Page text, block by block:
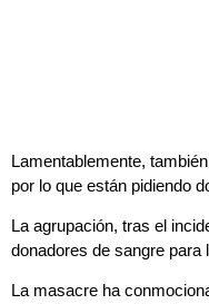
Lamentablemente,
por lo que están pidiendo
La agrupación, tras el
donadores de sangre para
La masacre ha